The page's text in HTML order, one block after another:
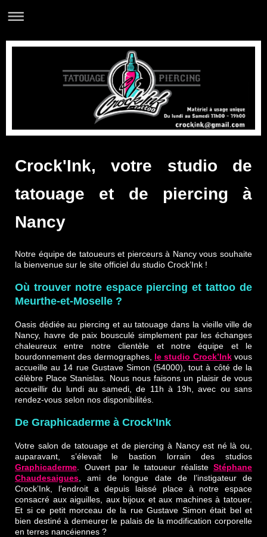
Crock'Ink, votre studio de
tatouage et de piercing à
Nancy
Notre équipe de tatoueurs et pierceurs à Nancy vous souhaite
la bienvenue sur le site officiel du studio Crock’Ink !
Où trouver notre espace piercing et tattoo de
Meurthe-et-Moselle ?
Oasis dédiée au piercing et au tatouage dans la vieille ville de
Nancy, havre de paix bousculé simplement par les échanges
chaleureux entre notre clientèle et notre équipe et le
bourdonnement des dermographes, le studio Crock’Inkvous
accueille au 14 rue Gustave Simon (54000), tout à côté de la
célèbre Place Stanislas. Nous nous faisons un plaisir de vous
accueillir du lundi au samedi, de 11h à 19h, avec ou sans
rendez-vous selon nos disponibilités.
De Graphicaderme à Crock’Ink
Votre salon de tatouage et de piercing à Nancy est né là ou,
auparavant, s’élevait le bastion lorrain des studios
Graphicaderme . Ouvert par le tatoueur réaliste Stéphane
Chaudesaigues , ami de longue date de l’instigateur de
Crock’Ink, l’endroit a depuis laissé place à notre espace
consacré aux aiguilles, aux bijoux et aux machines à tatouer.
Et si ce petit morceau de la rue Gustave Simon était bel et
bien destiné à demeurer le palais de la modification corporelle
en terres nancéiennes ?